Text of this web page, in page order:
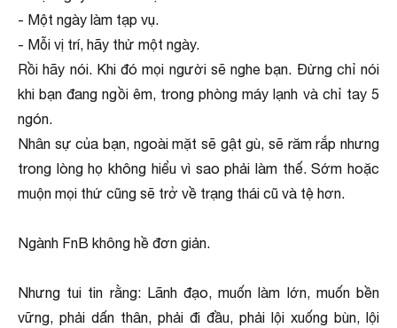
- Một ngày làm tạp vụ.
- Mỗi vị trí, hãy thử một ngày.
Rồi hãy nói. Khi đó mọi người sẽ nghe bạn. Đừng chỉ nói
khi bạn đang ngồi êm, trong phòng máy lạnh và chỉ tay 5
ngón.
Nhân sự của bạn, ngoài mặt sẽ gật gù, sẽ răm rắp nhưng
trong lòng họ không hiểu vì sao phải làm thế. Sớm hoặc
muộn mọi thứ cũng sẽ trở về trạng thái cũ và tệ hơn.
Ngành FnB không hề đơn giản.
Nhưng tui tin rằng: Lãnh đạo, muốn làm lớn, muốn bền
vững, phải dấn thân, phải đi đầu, phải lội xuống bùn, lội